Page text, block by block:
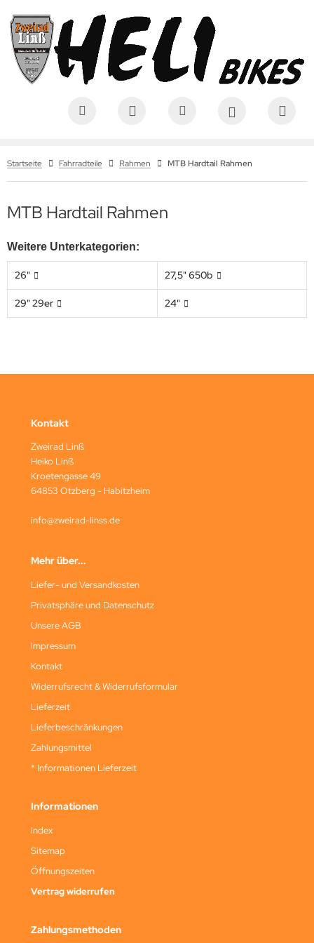
Startseite Fahrradteile Rahmen MTB Hardtail Rahmen
MTB Hardtail Rahmen
Weitere Unterkategorien:
26" 27,5" 650b
29" 29er 24"
Kontakt
Zweirad Linß
Heiko Linß
Kroetengasse 49
64853 Otzberg - Habitzheim
info@zweirad-linss.de
Mehr über...
Liefer- und Versandkosten
Privatsphäre und Datenschutz
Unsere AGB
Impressum
Kontakt
Widerrufsrecht & Widerrufsformular
Lieferzeit
Lieferbeschränkungen
Zahlungsmittel
* Informationen Lieferzeit
Informationen
Index
Sitemap
Öffnungszeiten
Vertrag widerrufen
Zahlungsmethoden